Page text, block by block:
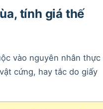
tính giá thế
vào nguyên nhân thực
cứng, hay tắc do giấy